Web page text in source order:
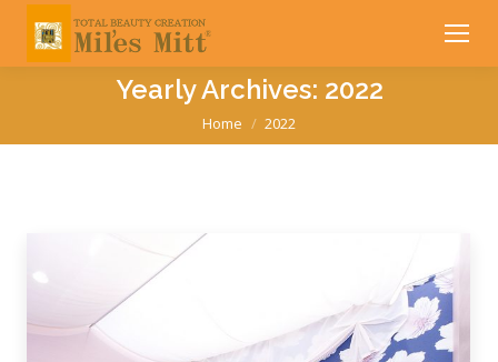
Yearly Archives: 2022
Home 2022